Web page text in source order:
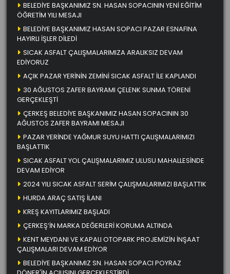
BELEDİYE BAŞKANIMIZ SN. HASAN SOPACININ YENİ EĞİTİM
ÖĞRETİM YILI MESAJI
BELEDİYE BAŞKANIMIZ HASAN SOPACI PAZAR ESNAFINA
HAYIRLI İŞLER DİLEDİ
SICAK ASFALT ÇALIŞMALARIMIZA ARALIKSIZ DEVAM
EDİYORUZ
AÇIK PAZAR YERİNİN ZEMİNİ SICAK ASFALT İLE KAPLANDI
30 AĞUSTOS ZAFER BAYRAMI ÇELENK SUNMA TÖRENİ
GERÇEKLEŞTİ
ÇERKEŞ BELEDİYE BAŞKANIMIZ HASAN SOPACININ 30
AĞUSTOS ZAFER BAYRAMI MESAJI
PAZAR YERİNDE YAĞMUR SUYU HATTI ÇALIŞMALARIMIZI
BAŞLATTIK
SICAK ASFALT YOL ÇALIŞMALARIMIZ ULUSU MAHALLESİNDE
DEVAM EDİYOR
2024 YILI SICAK ASFALT SERİM ÇALIŞMALARIMIZI BAŞLATTIK
HURDA ARAÇ SATIŞ İLANI
KREŞ KAYITLARIMIZ BAŞLADI
ÇERKEŞ’İN MARKA DEĞERLERİ KORUMA ALTINDA
KENT MEYDANI VE KAPALI OTOPARK PROJEMİZİN İNŞAAT
ÇALIŞMALARI DEVAM EDİYOR
BELEDİYE BAŞKANIMIZ SN. HASAN SOPACI POYRAZ